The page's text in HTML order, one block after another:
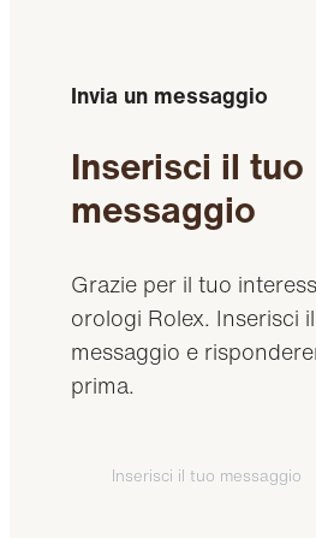
Invia un messaggio
Inserisci il tuo
messaggio
Grazie per il tuo
orologi Rolex. Inserisci
messaggio e
prima.